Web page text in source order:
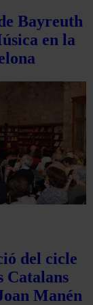
Bayreuth
en la
del cicle
Catalans
Manén